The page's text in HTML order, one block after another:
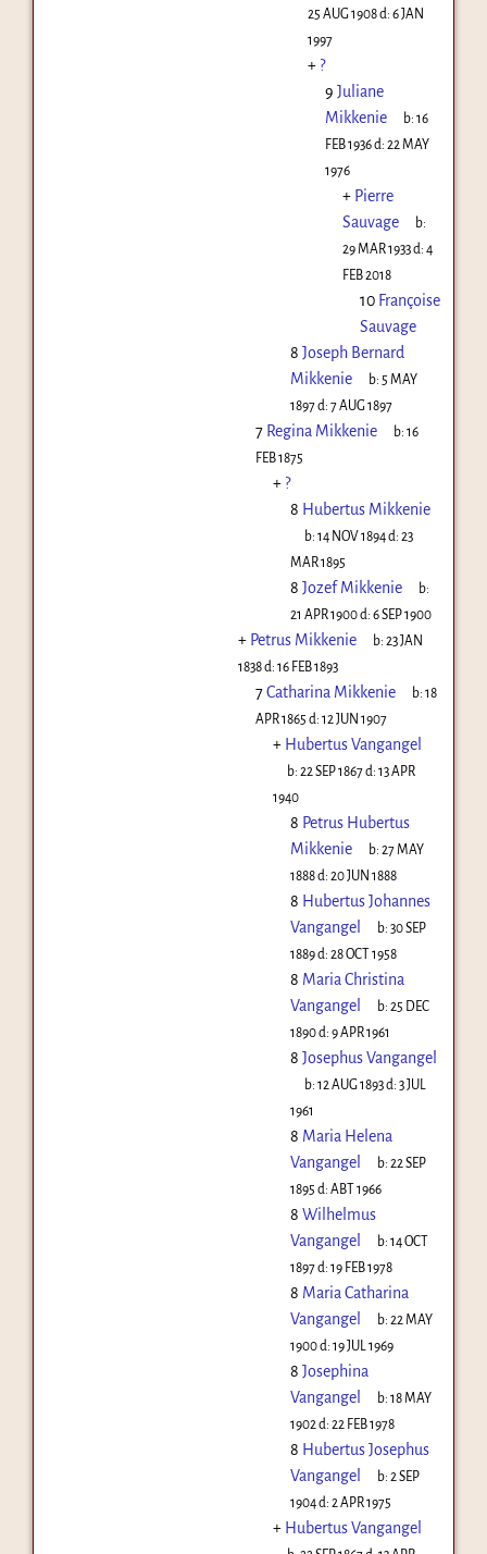
25 AUG 1908d: 6 JAN
1997
+ ?
9 Juliane
Mikkenie
b:16
FEB 1936d: 22 MAY
1976
+ Pierre
Sauvage
b:
29 MAR 1933d: 4
FEB 2018
10 Françoise
Sauvage
8 Joseph Bernard
Mikkenie
b: 5 MAY
1897d: 7 AUG 1897
7 Regina Mikkenie b:16
FEB 1875
+ ?
8 Hubertus Mikkenie
b:14 NOV 1894d:23
MAR 1895
8 Jozef Mikkenie
b:
21 APR 1900d: 6 SEP 1900
+ Petrus Mikkenie b:23 JAN
1838d: 16 FEB 1893
7Catharina Mikkenie b:18
APR 1865 d: 12 JUN 1907
+ Hubertus Vangangel
b:22 SEP 1867d:13 APR
1940
8 Petrus Hubertus
Mikkenie
b:27 MAY
1888d: 20 JUN 1888
8 Hubertus Johannes
Vangangel
b:30 SEP
1889d: 28 OCT 1958
8 Maria Christina
Vangangel
b:25 DEC
1890d: 9 APR 1961
8 Josephus Vangangel
b:12 AUG 1893d:3 JUL
1961
8 Maria Helena
Vangangel
b:22 SEP
1895 d: ABT 1966
8 Wilhelmus
Vangangel
b:14 OCT
1897d: 19 FEB 1978
8 Maria Catharina
Vangangel
b:22 MAY
1900d: 19 JUL 1969
8 Josephina
Vangangel
b:18 MAY
1902 d: 22 FEB 1978
8 Hubertus Josephus
Vangangel
b:2 SEP
1904d: 2 APR 1975
+ Hubertus Vangangel